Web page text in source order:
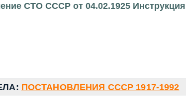
СТО СССР от 04.02.1925
ПОСТАНОВЛЕНИЯ СССР 1917-1992